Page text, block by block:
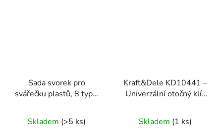
Sada svorek pro
svářečku plastů, 8 typů,
Skladem (>5 ks)
Kraft&Dele KD10441 –
Univerzální otočný klíč
Skladem (1 ks)